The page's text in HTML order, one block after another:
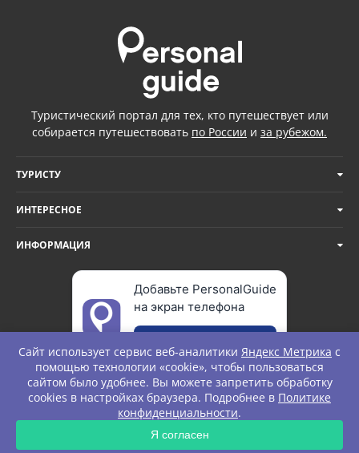
Туристический портал для тех, кто путешествует или
собирается путешествовать по России и за рубежом.
ТУРИСТУ
ИНТЕРЕСНОЕ
ИНФОРМАЦИЯ
Добавьте PersonalGuide
на экран телефона
© Personal Guide. All rights Reserved.
Сайт использует сервис веб-аналитики Яндекс Метрика с
помощью технологии «cookie», чтобы пользоваться
сайтом было удобнее. Вы можете запретить обработку
cookies в настройках браузера. Подробнее в Политике
конфиденциальности.
Я согласен
ЗАПРОС